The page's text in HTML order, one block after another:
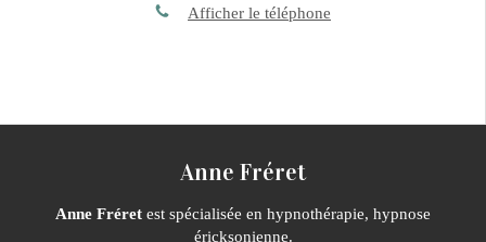
Afficher le téléphone
Anne Fréret
Anne Fréret est spécialisée en hypnothérapie, hypnose
éricksonienne.